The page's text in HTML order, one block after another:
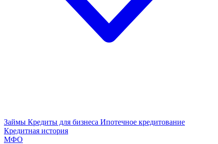
Займы Кредиты для бизнеса Ипотечное кредитование
Кредитная история
МФО